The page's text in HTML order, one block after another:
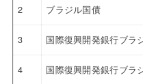
2 ブラジル国債
3 国際復興開発銀行ブラ
4 国際復興開発銀行ブラ